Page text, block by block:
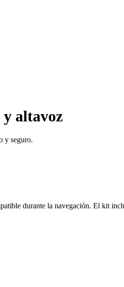
y altavoz
y seguro.
durante la navegación. El kit